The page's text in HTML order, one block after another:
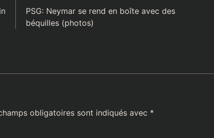
»(TÉMOIGNAGE)
PSG: Neymar se rend en boîte avec des
béquilles (photos)
obligatoires sont indiqués avec *